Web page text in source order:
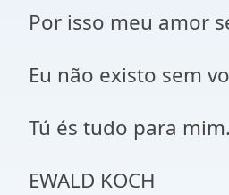
Por isso meu amor
Eu não existo sem
Tú és tudo para
EWALD KOCH